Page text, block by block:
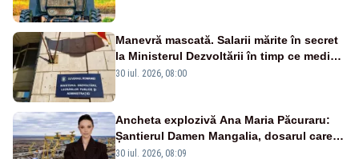
Manevră mascată. Salarii mărite în secret
la Ministerul Dezvoltării în timp ce medicii
ies în stradă
30 iul. 2026, 08:00
Ancheta explozivă Ana Maria Păcuraru:
Șantierul Damen Mangalia, dosarul care
scufundă apărarea României
30 iul. 2026, 08:09